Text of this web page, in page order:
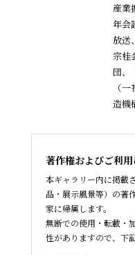
産業
年会
放送
宗桂
団、
（
造機
著作権およびご利
本ギャラリー内に掲載
品・展示風景等）の著
家に帰属します。
無断での使用・転載・
性がありますので、下